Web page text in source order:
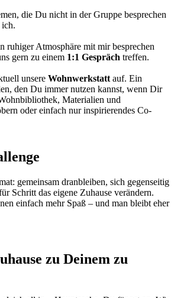
die Du nicht in der Gruppe besprechen
ich.
ruhiger Atmosphäre mit mir besprechen
gern zu einem 1:1 Gespräch treffen.
unsere Wohnwerkstattauf. Ein
den Du immer nutzen kannst, wenn Dir
Materialien und
oder einfach nur inspirierendes Co-
gemeinsam dranbleiben, sich gegenseitig
Schritt das eigene Zuhause verändern.
einfach mehr Spaß – und man bleibt eher
zu Deinem zu